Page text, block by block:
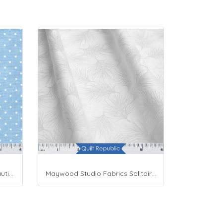
Maywood Studio Fabrics Beautiful Basics Blue Maywood Studio Fabrics Solitaire Whites